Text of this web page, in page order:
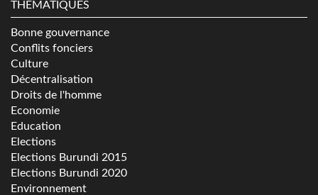
THÉMATIQUES
Bonne gouvernance
Conflits fonciers
Culture
Décentralisation
Droits de l'homme
Economie
Education
Elections
Elections Burundi 2015
Elections Burundi 2020
Environnement